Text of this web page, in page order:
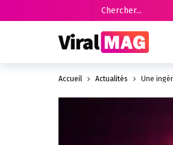
Accueil Actualités Une